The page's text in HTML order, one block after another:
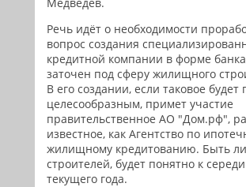
Речь идёт о необходимости
вопрос создания
кредитной компании в форме
заточен под сферу жилищного
В его создании, если таковое будет
целесообразным, примет участие
правительственное АО "Дом.рф",
известное, как Агентство по
жилищному кредитованию. Быть ли
строителей, будет понятно к
текущего года.